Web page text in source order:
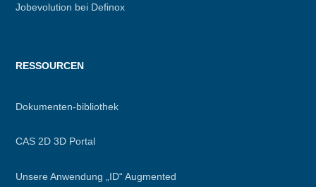
Jobevolution bei Definox
RESSOURCEN
Dokumenten-bibliothek
CAS 2D 3D Portal
Unsere Anwendung „ID“ Augmented